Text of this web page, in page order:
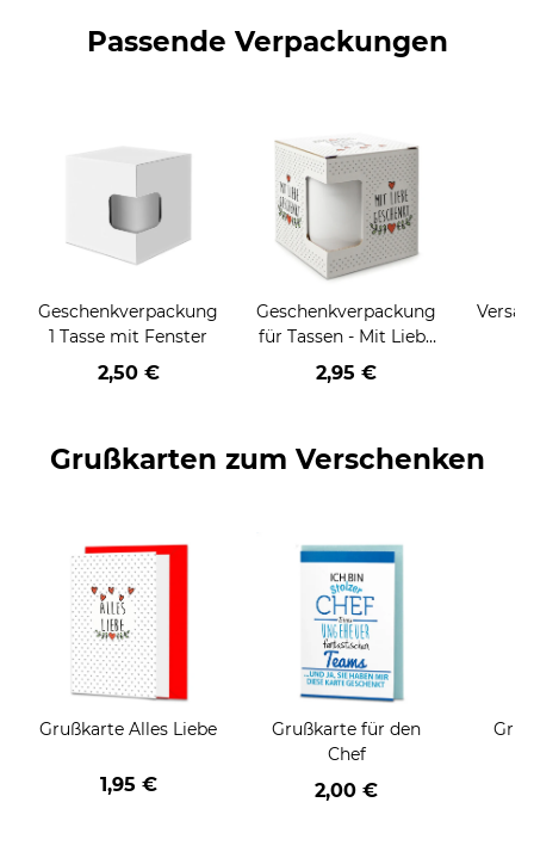
Passende Verpackungen
Geschenkverpackung
1 Tasse mit Fenster
2,50 €
Geschenkverpackung
für Tassen - Mit Liebe
geschenkt
2,95 €
Grußkarten zum Verschenken
Grußkarte Alles Liebe
1,95 €
Grußkarte für den
Chef
2,00 €